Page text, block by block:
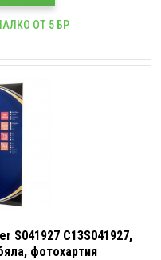
ОТ 5 БР
S041927 C13S041927,
фотохартия